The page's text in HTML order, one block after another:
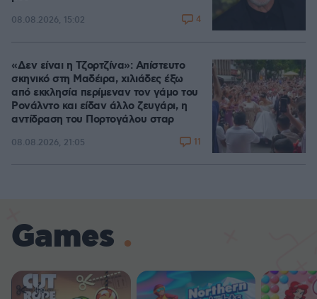
08.08.2026, 15:02 4
«Δεν είναι η Τζορτζίνα»: Απίστευτο
σκηνικό στη Μαδέιρα, χιλιάδες έξω
από εκκλησία περίμεναν τον γάμο του
Ρονάλντο και είδαν άλλο ζευγάρι, η
αντίδραση του Πορτογάλου σταρ
08.08.2026, 21:05 11
Games